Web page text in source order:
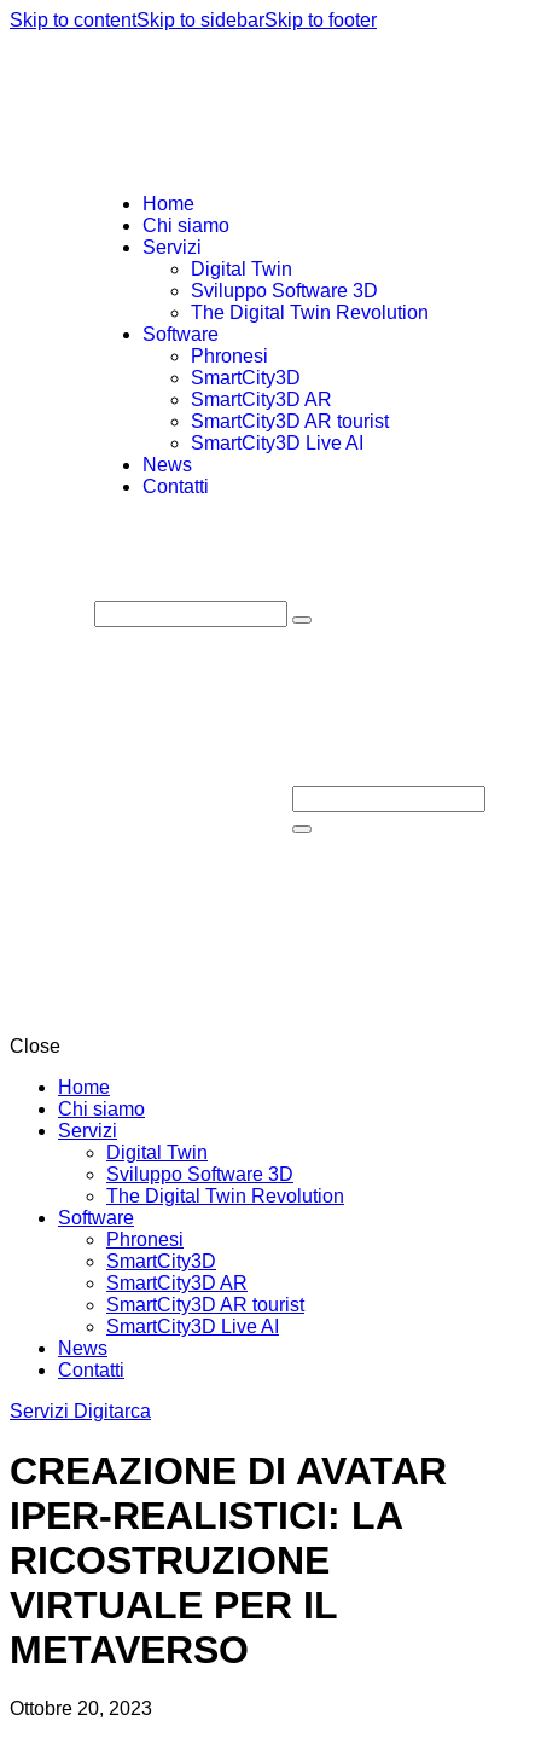
Skip to contentSkip to sidebarSkip to footer
Home
Chi siamo
Servizi
Digital Twin
Sviluppo Software 3D
The Digital Twin Revolution
Software
Phronesi
SmartCity3D
SmartCity3D AR
SmartCity3D AR tourist
SmartCity3D Live AI
News
Contatti
Close
Home
Chi siamo
Servizi
Digital Twin
Sviluppo Software 3D
The Digital Twin Revolution
Software
Phronesi
SmartCity3D
SmartCity3D AR
SmartCity3D AR tourist
SmartCity3D Live AI
News
Contatti
Servizi Digitarca
CREAZIONE DI AVATAR
IPER-REALISTICI: LA
RICOSTRUZIONE
VIRTUALE PER IL
METAVERSO
Ottobre 20, 2023